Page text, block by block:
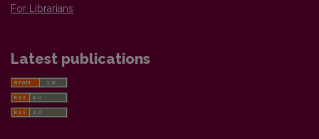
For Librarians
Latest publications